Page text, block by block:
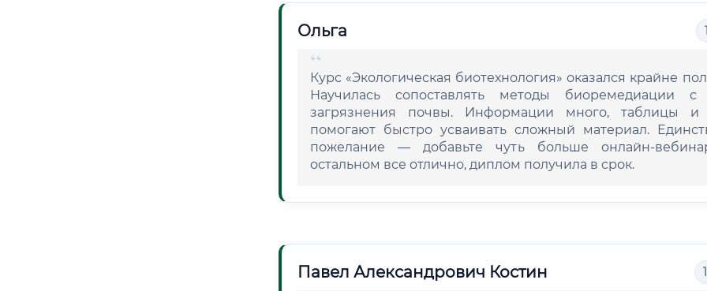
Ольга
Курс «Экологическая биотехнология» оказался крайне
Научилась сопоставлять методы биоремедиации с
загрязнения почвы. Информации много, таблицы и
помогают быстро усваивать сложный материал.
пожелание — добавьте чуть больше онлайн-
остальном все отлично, диплом получила в срок.
Павел Александрович Костин